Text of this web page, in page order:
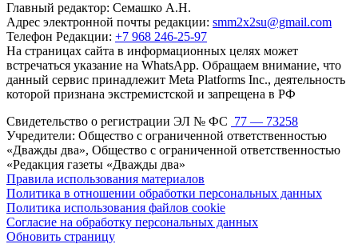
Главный редактор: Семашко А.Н.
Адрес электронной почты редакции: smm2x2su@gmail.com
Телефон Редакции: +7 968 246-25-97
На страницах сайта в информационных целях может
встречаться указание на WhatsApp. Обращаем внимание, что
данный сервис принадлежит Meta Platforms Inc., деятельность
которой признана экстремистской и запрещена в РФ
Свидетельство о регистрации ЭЛ № ФС 77 — 73258
Учредители: Общество с ограниченной ответственностью
«Дважды два», Общество с ограниченной ответственностью
«Редакция газеты «Дважды два»
Правила использования материалов
Политика в отношении обработки персональных данных
Политика использования файлов cookie
Согласие на обработку персональных данных
Обновить страницу